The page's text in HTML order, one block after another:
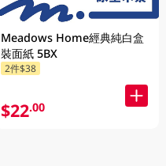
Meadows Home經典純白盒
裝面紙 5BX
2件$38
$22.00